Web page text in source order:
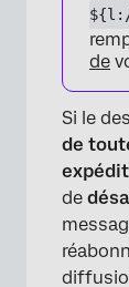
${l://
de
Si le
de
de